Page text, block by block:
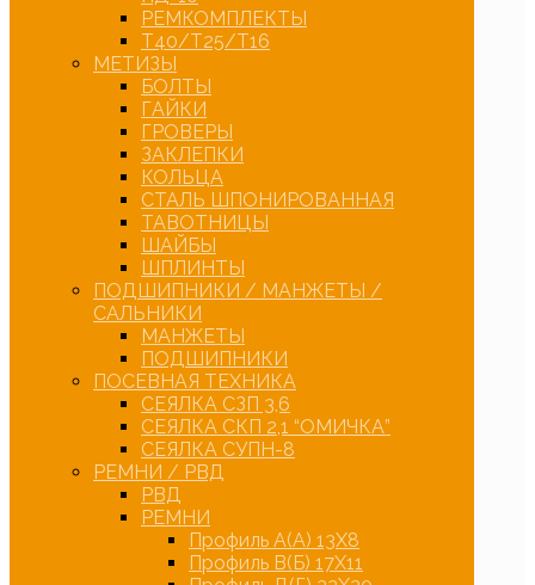
РЕМКОМПЛЕКТЫ
Т40/Т25/Т16
МЕТИЗЫ
БОЛТЫ
ГАЙКИ
ГРОВЕРЫ
ЗАКЛЕПКИ
КОЛЬЦА
СТАЛЬ ШПОНИРОВАННАЯ
ТАВОТНИЦЫ
ШАЙБЫ
ШПЛИНТЫ
ПОДШИПНИКИ / МАНЖЕТЫ /
САЛЬНИКИ
МАНЖЕТЫ
ПОДШИПНИКИ
ПОСЕВНАЯ ТЕХНИКА
СЕЯЛКА СЗП 3,6
СЕЯЛКА СКП 2,1 “ОМИЧКА”
СЕЯЛКА СУПН-8
РЕМНИ / РВД
РВД
РЕМНИ
Профиль А(А) 13Х8
Профиль В(Б) 17Х11